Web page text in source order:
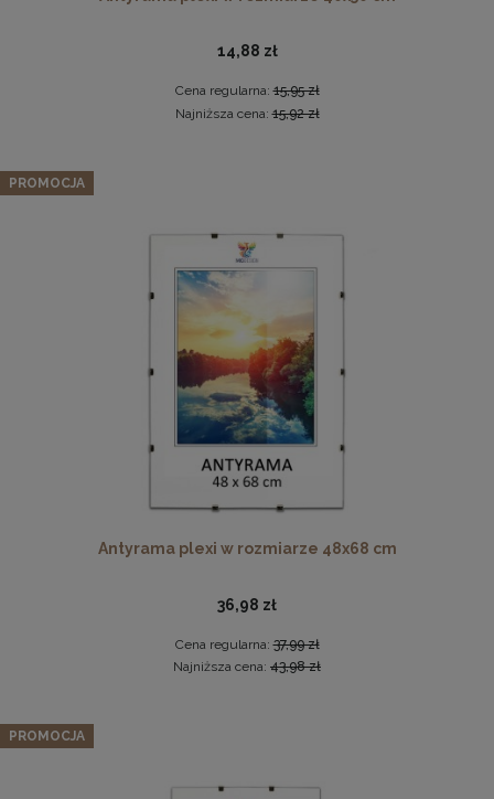
rozmiarze 30 x 40 cm w kolorze białym
28,99 zł
DO KOSZYKA
Zestaw LIVIA: sofa, fotel muszelka i pufa w kolorze żółtym
2 559,99 zł
Cena regularna:3 199,99 zł
Najniższa cena:
DO KOSZYKA
Zestaw 5 szt. ramek na zdjęcia 30 x 45 cm czerwonych, z
226,09 zł
14,88 zł
Cena regularna:15,95 zł
Najniższa cena:15,92 zł
Antyrama plexi w rozmiarze 48x68 cm
36,98 zł
Cena regularna:37,99 zł
Najniższa cena: 43,98 zł
PROMOCJA
PROMOCJA